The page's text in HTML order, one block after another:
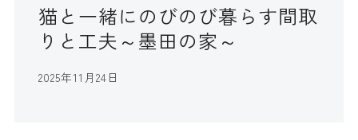
猫と一緒にのびのび暮らす間取
りと工夫～墨田の家～
2025年11月24日